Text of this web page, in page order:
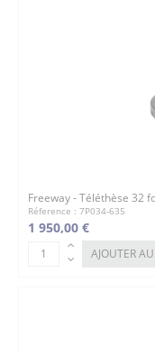
Freeway - Téléthèse 32
Réference : 7P034-635
1 950,00 €
AJOUTER